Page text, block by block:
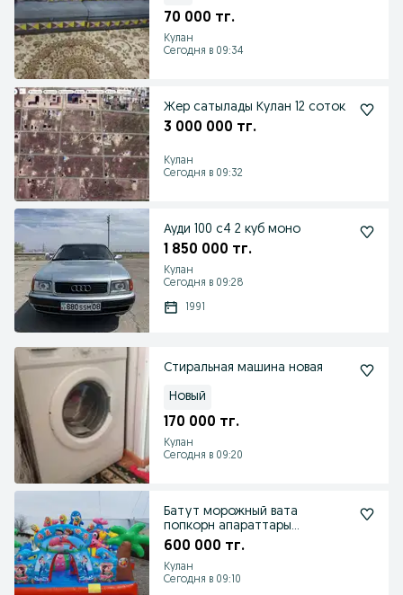
70 000 тг.
Кулан
Сегодня в 09:34
Жер сатылады Кулан 12 соток
3 000 000 тг.
Кулан
Сегодня в 09:32
Ауди 100 с4 2 куб моно
1 850 000 тг.
Кулан
Сегодня в 09:28
1991
Стиральная машина новая
Новый
170 000 тг.
Кулан
Сегодня в 09:20
Батут морожный вата
попкорн апараттары
сатылады
600 000 тг.
Кулан
Сегодня в 09:10